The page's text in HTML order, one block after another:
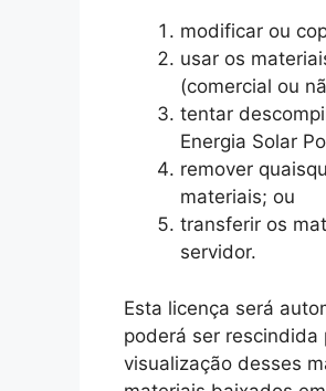
modificar ou
usar os
(comercial ou
tentar
Energia Solar
remover
materiais; ou
transferir os
servidor.
Esta licença será
poderá ser rescindida
visualização desses